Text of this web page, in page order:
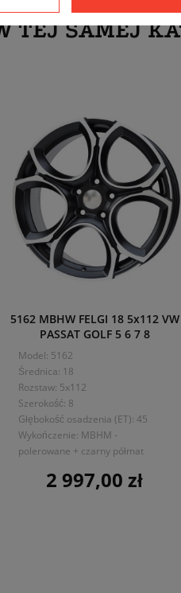
TEJ SAMEJ
5162 MBHW FELGI 18 5x112 VW
PASSAT GOLF 5 6 7 8
Model: 5162
Średnica: 18
Rozstaw: 5x112
Szerokość: 8
Głębokość osadzenia (ET): 45
Wykończenie: MBHM -
polerowane + czarny półmat
Cena
2 997,00 zł